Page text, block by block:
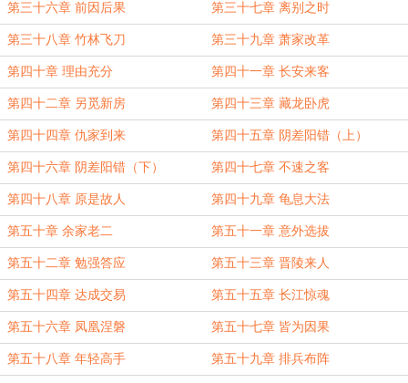
第三十六章 前因后果 第三十七章 离别之时
第三十八章 竹林飞刀 第三十九章 萧家改革
第四十章 理由充分 第四十一章 长安来客
第四十二章 另觅新房 第四十三章 藏龙卧虎
第四十四章 仇家到来 第四十五章 阴差阳错（上）
第四十六章 阴差阳错（下） 第四十七章 不速之客
第四十八章 原是故人 第四十九章 龟息大法
第五十章 余家老二 第五十一章 意外选拔
第五十二章 勉强答应 第五十三章 晋陵来人
第五十四章 达成交易 第五十五章 长江惊魂
第五十六章 凤凰涅磐 第五十七章 皆为因果
第五十八章 年轻高手 第五十九章 排兵布阵